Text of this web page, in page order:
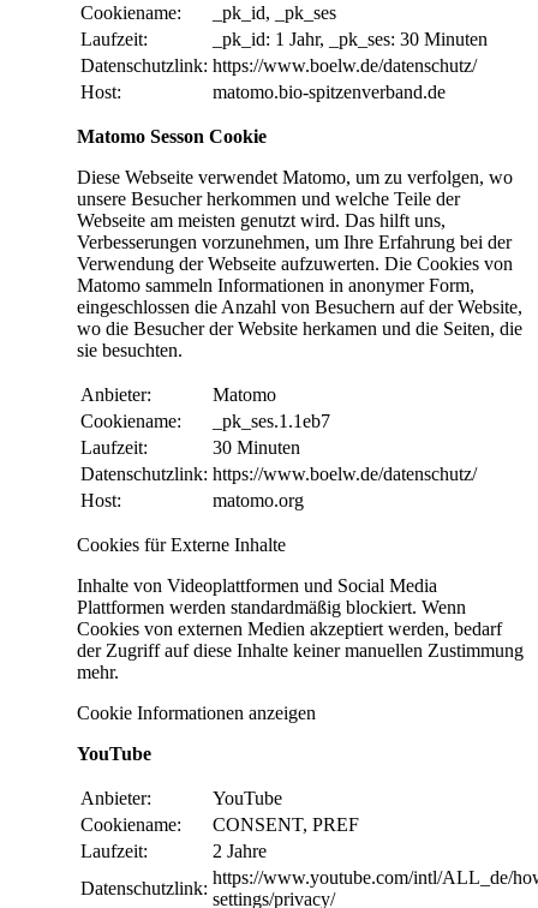
Cookiename:
_pk_id, _pk_ses
Laufzeit:
_pk_id: 1 Jahr, _pk_ses: 30 Minuten
Datenschutzlink: https://www.boelw.de/datenschutz/
Host:
matomo.bio-spitzenverband.de
Matomo Sesson Cookie
Diese Webseite verwendet Matomo, um zu verfolgen, wo
unsere Besucher herkommen und welche Teile der
Webseite am meisten genutzt wird. Das hilft uns,
Verbesserungen vorzunehmen, um Ihre Erfahrung bei der
Verwendung der Webseite aufzuwerten. Die Cookies von
Matomo sammeln Informationen in anonymer Form,
eingeschlossen die Anzahl von Besuchern auf der Website,
wo die Besucher der Website herkamen und die Seiten, die
sie besuchten.
Anbieter:
Matomo
Cookiename:
_pk_ses.1.1eb7
Laufzeit:
30 Minuten
Datenschutzlink: https://www.boelw.de/datenschutz/
Host:
matomo.org
Cookies für Externe Inhalte
Inhalte von Videoplattformen und Social Media
Plattformen werden standardmäßig blockiert. Wenn
Cookies von externen Medien akzeptiert werden, bedarf
der Zugriff auf diese Inhalte keiner manuellen Zustimmung
mehr.
Cookie Informationen anzeigen
YouTube
Anbieter:
YouTube
Cookiename:
CONSENT, PREF
Laufzeit:
2 Jahre
Datenschutzlink:
https://www.youtube.com/intl/ALL_de/
settings/privacy/